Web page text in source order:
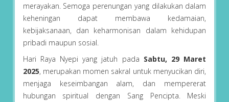
merayakan. Semoga perenungan yang dilakukan dalam
keheningan dapat membawa kedamaian,
kebijaksanaan, dan keharmonisan dalam kehidupan
pribadi maupun sosial.
Hari Raya Nyepi yang jatuh pada Sabtu, 29 Maret
2025, merupakan momen sakral untuk menyucikan diri,
menjaga keseimbangan alam, dan mempererat
hubungan spiritual dengan Sang Pencipta. Meski